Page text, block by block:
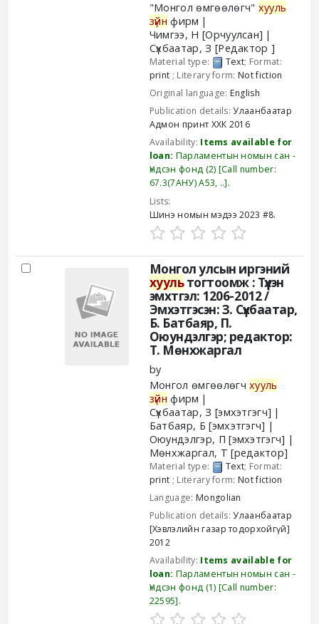
"Монгол өмгөөлөгч" хууль
зүйн фирм
Чимгээ, Н [Орчуулсан]
Сүхбаатар, З [Редактор ]
Material type: Text; Format:
print ; Literary form:Not fiction
Original language: English
Publication details:Улаанбаатар
Адмон принт ХХК 2016
Availability: Items available for
loan: Парламентын номын сан -
Үндсэн фонд (2) Call number:
67.3(7АНУ) А53, .. .
Lists:
Шинэ номын мэдээ 2023 #8.
Монгол улсын иргэний
хуультогтоомж : Түүхэн
эмхтгэл: 1206-2012 /
Эмхэтгэсэн: З. Сүхбаатар,
Б. Батбаяр, П.
Оюундэлгэр; редактор:
Т. Мөнхжаргал
by
Монгол өмгөөлөгчхууль
зүйн фирм
Сүхбаатар, З [эмхэтгэгч]
Батбаяр, Б [эмхэтгэгч]
Оюундэлгэр, П [эмхэтгэгч]
Мөнхжаргал, Т [редактор]
Material type: Text; Format:
print ; Literary form:Not fiction
Language: Mongolian
Publication details:Улаанбаатар
[Хэвлэлийн газар тодорхойгүй]
2012
Availability: Items available for
loan: Парламентын номын сан -
Үндсэн фонд (1) Call number:
22595 .